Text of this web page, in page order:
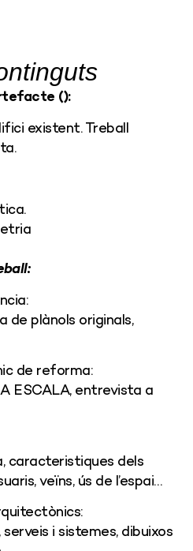
():
existent. Treball
de plànols originals,
de reforma:
ESCALA, entrevista a
caracteristiques dels
veïns, ús de l’espai…
i sistemes, dibuixos